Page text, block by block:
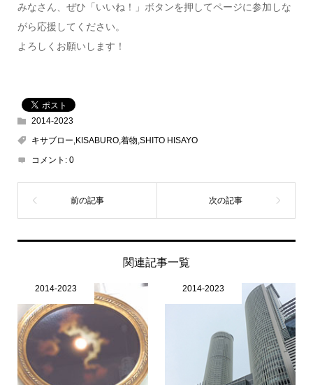
みなさん、ぜひ「いいね！」ボタンを押してページに参加しな
がら応援してください。
よろしくお願いします！
2014-2023
キサブロー,KISABURO,着物,SHITO HISAYO
コメント: 0
関連記事一覧
2014-2023 2014-2023